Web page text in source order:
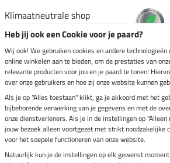
Klimaatneutrale shop
Verzending per
Veilig betalen met
Impressum
Heb jij ook een Cookie voor je paard?
Wij ook! We gebruiken cookies en andere
online winkelen aan te bieden, om de prestaties van
relevante producten voor jou en je paard te tonen!
over onze gebruikers en hoe zij onze website kunnen
Als je op "Alles toestaan" klikt, ga je akkoord met het
bijbehorende verwerking van je gegevens en met de
onze dienstverleners. Als je in de instellingen op
jouw bezoek alleen voortgezet met strikt noodzakelijke
voor het soepele functioneren van onze website.
Natuurlijk kun je de instellingen op elk gewenst